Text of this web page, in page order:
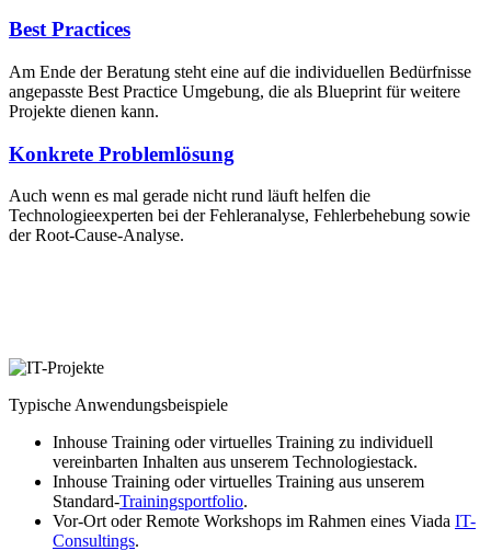
Best Practices
Am Ende der Beratung steht eine auf die individuellen Bedürfnisse
angepasste Best Practice Umgebung, die als Blueprint für weitere
Projekte dienen kann.
Konkrete Problemlösung
Auch wenn es mal gerade nicht rund läuft helfen die
Technologieexperten bei der Fehleranalyse, Fehlerbehebung sowie
der Root-Cause-Analyse.
Typische Anwendungsbeispiele
Inhouse Training oder virtuelles Training zu individuell
vereinbarten Inhalten aus unserem Technologiestack.
Inhouse Training oder virtuelles Training aus unserem
Standard-Trainingsportfolio.
Vor-Ort oder Remote Workshops im Rahmen eines Viada IT-
Consultings.